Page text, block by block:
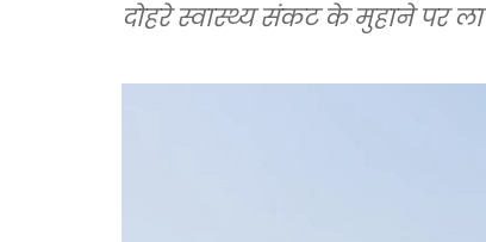
दोहरे स्वास्थ्य संकट के मुहाने पर ला